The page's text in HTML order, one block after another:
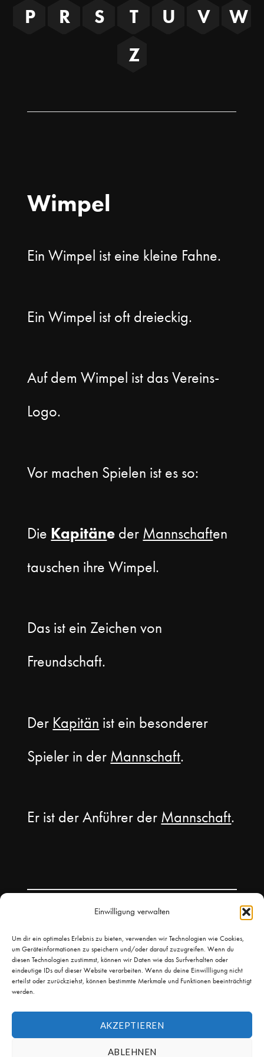
Einwilligung verwalten
Um dir ein optimales Erlebnis zu bieten, verwenden wir Technologien wie Cookies,
um Geräteinformationen zu speichern und/oder darauf zuzugreifen. Wenn du
diesen Technologien zustimmst, können wir Daten wie das Surfverhalten oder
eindeutige IDs auf dieser Website verarbeiten. Wenn du deine Einwillligung nicht
erteilst oder zurückziehst, können bestimmte Merkmale und Funktionen beeinträchtigt
werden.
AKZEPTIEREN
ABLEHNEN
P
R S T U V
W
Z
Wimpel
Ein Wimpel ist eine kleine Fahne.
Ein Wimpel ist oft dreieckig.
Auf dem Wimpel ist das Vereins-
Logo.
Vor machen Spielen ist es so:
Die Kapitäne der Mannschaften
tauschen ihre Wimpel.
Das ist ein Zeichen von
Freundschaft.
Der Kapitän ist ein besonderer
Spieler in der Mannschaft.
Er ist der Anführer der Mannschaft.